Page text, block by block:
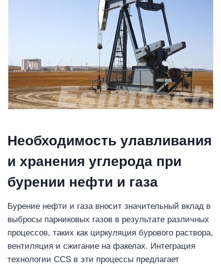
Необходимость улавливания
и хранения углерода при
бурении нефти и газа
Бурение нефти и газа вносит значительный вклад в
выбросы парниковых газов в результате различных
процессов, таких как циркуляция бурового раствора,
вентиляция и сжигание на факелах. Интеграция
технологии CCS в эти процессы предлагает